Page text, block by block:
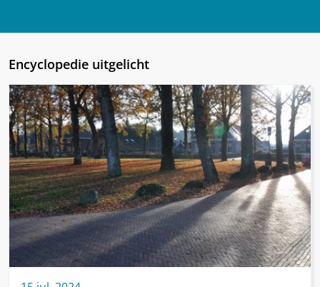
Encyclopedie uitgelicht